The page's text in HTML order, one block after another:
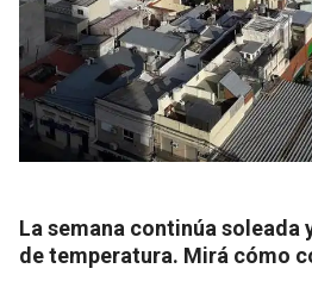
La semana continúa soleada
de temperatura. Mirá cómo